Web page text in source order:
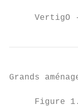
VertigO
Grands
Figure